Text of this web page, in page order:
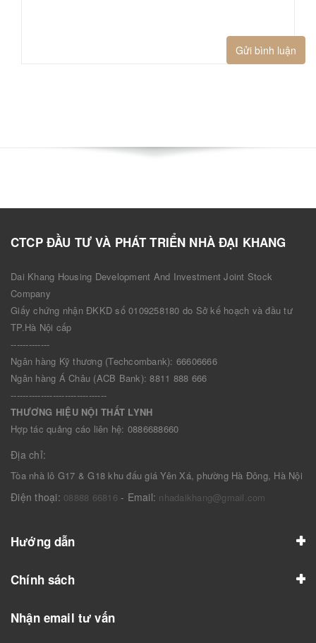
Gửi bình luận
CTCP ĐẦU TƯ VÀ PHÁT TRIỂN NHÀ ĐẠI KHANG
Dai Khang Housing Development And Investment Joint Stock
Company
Giấy chứng nhận ĐKKD số 0109258180 do Sở kế hoạch và đầu tư
TP.Hà Nội cấp
-------------
Ngân hàng Kỹ thương (Techcombank): 66606666
Ngân hàng Á Châu (ACB Bank): 8811 888 666
--------------------------------
THƯƠNG HIỆU NỘI THẤT LYNH
Hợp tác quảng cáo liên hệ: 0886688660
Địa chỉ:
Tòa nhà lô G17 & G18 khu đấu giá Yên Xá, phường Hà Đông, Hà Nội
Điện thoại: 08888 66816 - Email: nhadaikhang@gmail.com
Hướng dẫn
Chính sách
Nhận email tư vấn